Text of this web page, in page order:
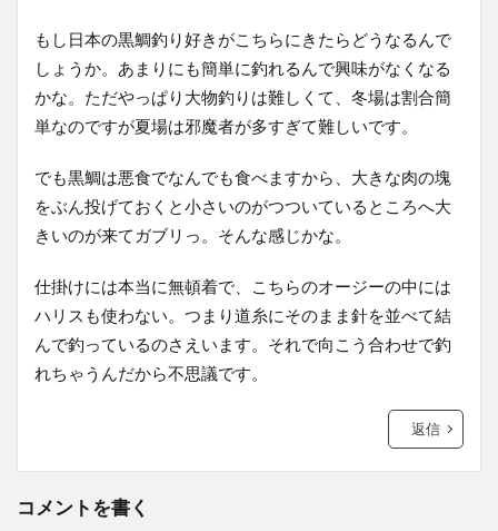
もし日本の黒鯛釣り好きがこちらにきたらどうなるんで
しょうか。あまりにも簡単に釣れるんで興味がなくなる
かな。ただやっぱり大物釣りは難しくて、冬場は割合簡
単なのですが夏場は邪魔者が多すぎて難しいです。
でも黒鯛は悪食でなんでも食べますから、大きな肉の塊
をぶん投げておくと小さいのがつついているところへ大
きいのが来てガブリっ。そんな感じかな。
仕掛けには本当に無頓着で、こちらのオージーの中には
ハリスも使わない。つまり道糸にそのまま針を並べて結
んで釣っているのさえいます。それで向こう合わせで釣
れちゃうんだから不思議です。
返信
コメントを書く